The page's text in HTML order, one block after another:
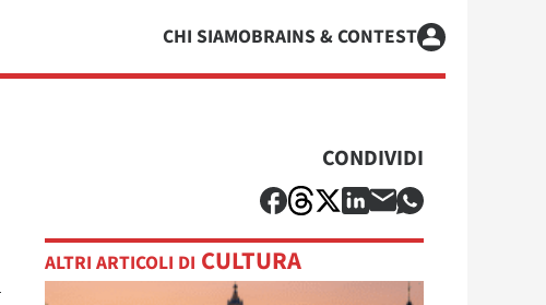
CHI SIAMOBRAINS & CONTEST
CONDIVIDI
ALTRI ARTICOLI DI CULTURA